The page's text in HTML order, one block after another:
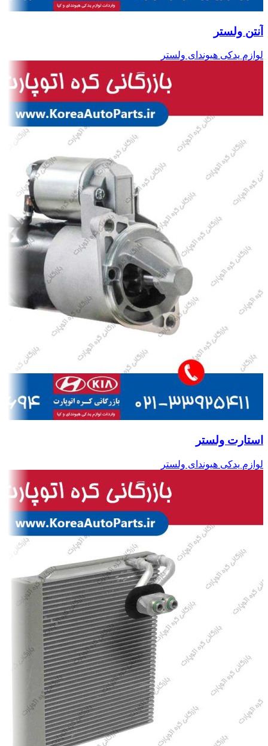
آنتن ولستر
لوازم یدکی هیوندای ولستر
استارت ولستر
لوازم یدکی هیوندای ولستر